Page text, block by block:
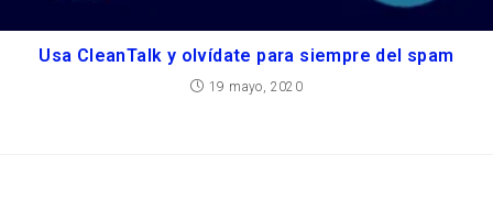
Usa CleanTalk y olvídate para siempre del spam
19 mayo, 2020